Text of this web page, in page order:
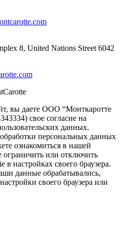
8, United Nations Street 6042
вы даете ООО “Монткаротте
свое согласие на
данных.
персональных данных
ознакомиться в нашей
ограничить или отключить
в настройках своего браузера.
данные обрабатывались,
своего браузера или